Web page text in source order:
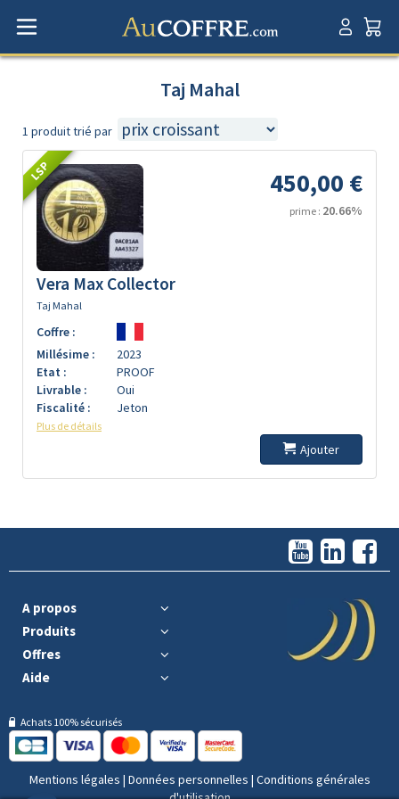
Taj Mahal
1 produit trié par
LSP 450,00 €
prime : 20.66%
Vera Max Collector
Taj Mahal
Coffre :
Millésime :
2023
Etat :
PROOF
Livrable :
Oui
Fiscalité :
Jeton
Plus de détails
Ajouter
A propos
Produits
Offres
Aide
Achats 100% sécurisés
Mentions légales | Données personnelles | Conditions générales